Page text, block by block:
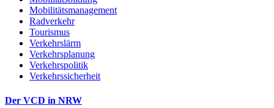
Mobilitätsmanagement
Radverkehr
Tourismus
Verkehrslärm
Verkehrsplanung
Verkehrspolitik
Verkehrssicherheit
Der VCD in NRW